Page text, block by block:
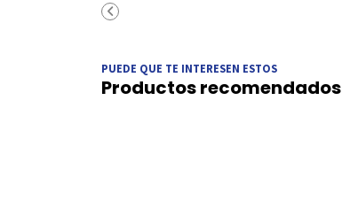
PUEDE QUE TE INTERESEN ESTOS
Productos recomendados